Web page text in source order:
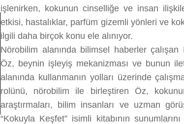
işlenirken, kokunun cinselliğe ve insan
etkisi, hastalıklar, parfüm gizemli yönleri ve
ilgili daha birçok konu ele alınıyor.
Nörobilim alanında bilimsel haberler çalışan
Öz, beynin işleyiş mekanizması ve bunun
alanında kullanmanın yolları üzerinde
rolünü, nörobilim ile birleştiren Öz,
araştırmaları, bilim insanları ve uzman
“Kokuyla Keşfet” isimli kitabının